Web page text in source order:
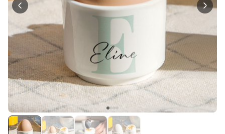
Polaroid-look
Gepersonaliseerde
Geurhanger set van 2
13.900keer
gekocht
Personaliseerbaar
Gepersonaliseerd houten blok
waar het begon
Meer dan
1.900keer
gekocht
24,99 €